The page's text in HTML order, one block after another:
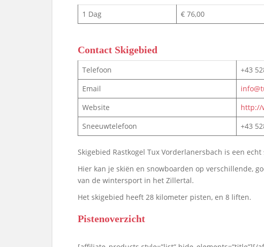
1 Dag € 76,00
Contact Skigebied
Telefoon
+43
Email
Website
http://
Sneeuwtelefoon
+43
Skigebied Rastkogel Tux Vorderlanersbach is een
Hier kan je skiën en snowboarden op verschillende,
van de wintersport in het Zillertal.
Het skigebied heeft 28 kilometer pisten, en 8 liften.
Pistenoverzicht